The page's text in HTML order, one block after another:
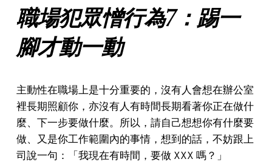
職場犯眾憎行為7：踢一
腳才動一動
主動性在職場上是十分重要的，沒有人會想在辦公室
裡長期照顧你，亦沒有人有時間長期看著你正在做什
麼、下一步要做什麼。所以，請自己想想你有什麼要
做、又是你工作範圍內的事情，想到的話，不妨跟上
司說一句：「我現在有時間，要做 XXX 嗎？」